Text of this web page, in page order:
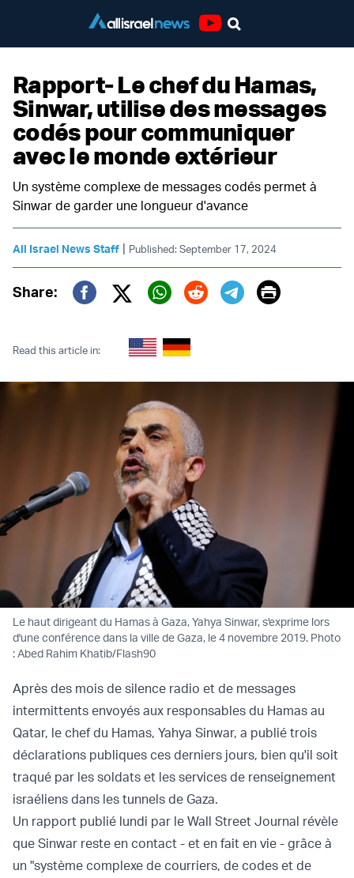
Rapport- Le chef du Hamas,
Sinwar, utilise des messages
codés pour communiquer
avec le monde extérieur
Un système complexe de messages codés permet à
Sinwar de garder une longueur d'avance
All Israel News Staff | Published: September 17, 2024
Share:
Twitter (X)
Print
Read this article in:
Le haut dirigeant du Hamas à Gaza, Yahya Sinwar, s'exprime lors
d'une conférence dans la ville de Gaza, le 4 novembre 2019. Photo
: Abed Rahim Khatib/Flash90
Après des mois de silence radio et de messages
intermittents envoyés aux responsables du Hamas au
Qatar, le chef du Hamas, Yahya Sinwar, a publié trois
déclarations publiques ces derniers jours, bien qu'il soit
traqué par les soldats et les services de renseignement
israéliens dans les tunnels de Gaza.
Un rapport publié lundi par le Wall Street Journal révèle
que Sinwar reste en contact - et en fait en vie - grâce à
un "système complexe de courriers, de codes et de